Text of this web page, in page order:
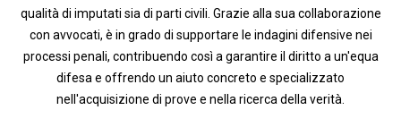
qualità di imputati sia di parti civili. Grazie alla sua collaborazione
con avvocati, è in grado di supportare le indagini difensive nei
processi penali, contribuendo così a garantire il diritto a un'equa
difesa e offrendo un aiuto concreto e specializzato
nell'acquisizione di prove e nella ricerca della verità.